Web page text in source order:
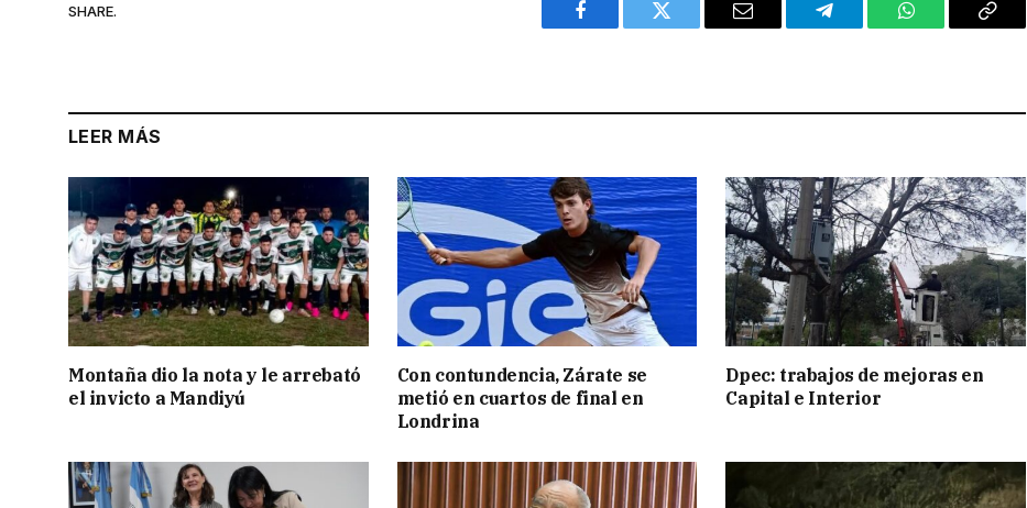
SHARE.
Facebook Twitter Email Telegram WhatsAppCopy
LEER MÁS
Montaña dio la nota y le arrebató
el invicto a Mandiyú
Con contundencia, Zárate se
metió en cuartos de final en
Londrina
Dpec: trabajos de mejoras en
Capital e Interior